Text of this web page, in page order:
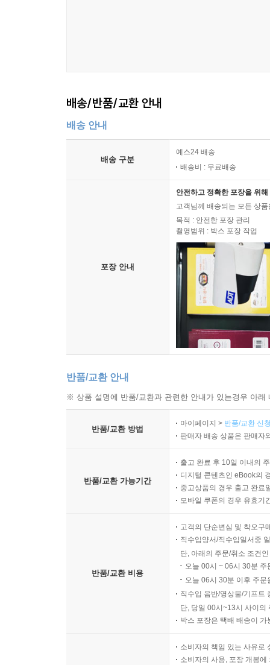
배송/반품/교환 안내
배송 안내
배송 구분
예스24 배송
배송비 : 무료배송
포장 안내
안전하고 정확한 포장을 위
고객님께 배송되는 모든 상
목적 : 안전한 포장 관리
촬영범위 : 박스 포장 작업
반품/교환 안내
※ 상품 설명에 반품/교환과 관련한 안내가 있는경우 아
반품/교환 방법
마이페이지 > 반품/교환 신
판매자 배송 상품은 판매자
반품/교환 가능기간
출고 완료 후 10일 이내의
디지털 콘텐츠인 eBook의
중고상품의 경우 출고 완료
모바일 쿠폰의 경우 유효기
반품/교환 비용
고객의 단순변심 및 착오구
직수입양서/직수입일서중
단, 아래의 주문/취소 조건
오늘 00시 ~ 06시 30분
오늘 06시 30분 이후 주
직수입 음반/영상물/기프트
단, 당일 00시~13시 사이의
박스 포장은 택배 배송이
소비자의 책임 있는 사유로
소비자의 사용, 포장 개봉